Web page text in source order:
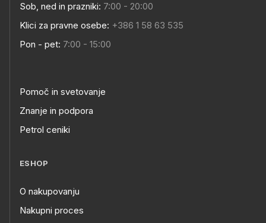
Sob, ned in prazniki: 7:00 - 20:00
Klici za pravne osebe: +386 1 58 63 535
Pon - pet: 7:00 - 15:00
Pomoč in svetovanje
Znanje in podpora
Petrol ceniki
ESHOP
O nakupovanju
Nakupni proces